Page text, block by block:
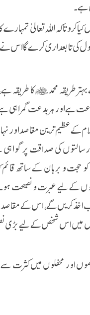
ہے۔
کیا کرو تاکہ اللہ تعالیٰ
کی تابعداری کرے گا اس نے
طریقہ محمد ﷺ کا طریقہ
ہے اور ہر بدعت گمراہی
کے عظیم ترین مقاصد اور
کی صداقت پر گواہی
حجت و برہان کے ساتھ قائم
کے لیے عبرت و نصیحت
اخذ کریں گے، اس کے
اس میں اس شخص کے لیے
اور محفلوں میں